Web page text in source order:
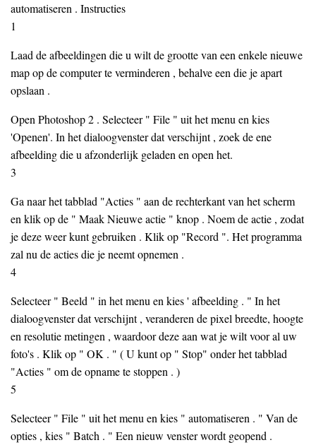
automatiseren . Instructies
1
Laad de afbeeldingen die u wilt de grootte van een enkele nieuwe
map op de computer te verminderen , behalve een die je apart
opslaan .
Open Photoshop 2 . Selecteer " File " uit het menu en kies
'Openen'. In het dialoogvenster dat verschijnt , zoek de ene
afbeelding die u afzonderlijk geladen en open het.
3
Ga naar het tabblad "Acties " aan de rechterkant van het scherm
en klik op de " Maak Nieuwe actie " knop . Noem de actie , zodat
je deze weer kunt gebruiken . Klik op "Record ". Het programma
zal nu de acties die je neemt opnemen .
4
Selecteer " Beeld " in het menu en kies ' afbeelding . " In het
dialoogvenster dat verschijnt , veranderen de pixel breedte, hoogte
en resolutie metingen , waardoor deze aan wat je wilt voor al uw
foto's . Klik op " OK . " ( U kunt op " Stop" onder het tabblad
"Acties " om de opname te stoppen . )
5
Selecteer " File " uit het menu en kies " automatiseren . " Van de
opties , kies " Batch . " Een nieuw venster wordt geopend .